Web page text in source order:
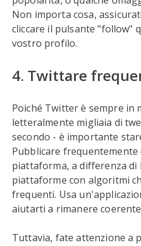
Non importa cosa,
cliccare il pulsante "follow"
vostro profilo.
4. Twittare
Poiché Twitter è sempre in
letteralmente migliaia di
secondo - è importante
Pubblicare frequentemente
piattaforma, a differenza di
piattaforme con algoritmi
frequenti. Usa
aiutarti a rimanere
Tuttavia, fate attenzione a